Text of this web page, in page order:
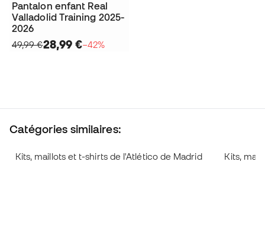
Pantalon enfant Real
Valladolid Training 2025-
2026
49,99 €28,99 €−42%
Catégories similaires:
Kits, maillots et t-shirts de l'Atlético de Madrid Kits,